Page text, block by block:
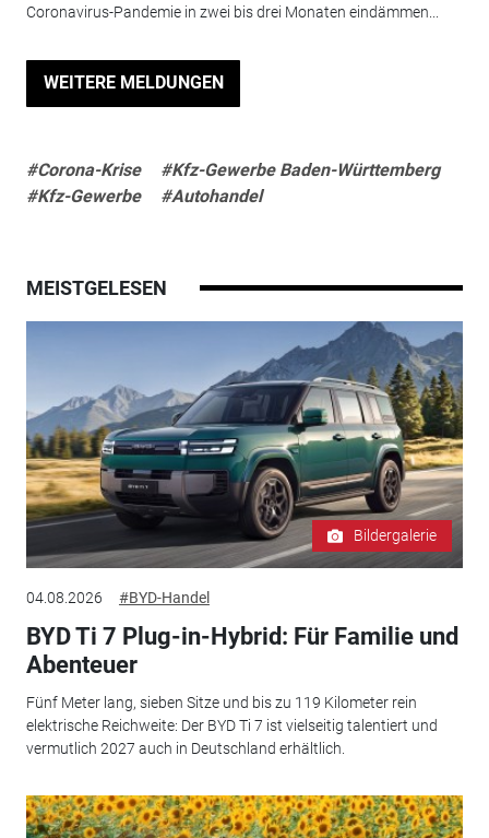
Coronavirus-Pandemie in zwei bis drei Monaten eindämmen...
WEITERE MELDUNGEN
#Corona-Krise
#Kfz-Gewerbe Baden-Württemberg
#Kfz-Gewerbe
#Autohandel
MEISTGELESEN
Bildergalerie
04.08.2026 #BYD-Handel
BYD Ti 7 Plug-in-Hybrid: Für Familie und
Abenteuer
Fünf Meter lang, sieben Sitze und bis zu 119 Kilometer rein
elektrische Reichweite: Der BYD Ti 7 ist vielseitig talentiert und
vermutlich 2027 auch in Deutschland erhältlich.